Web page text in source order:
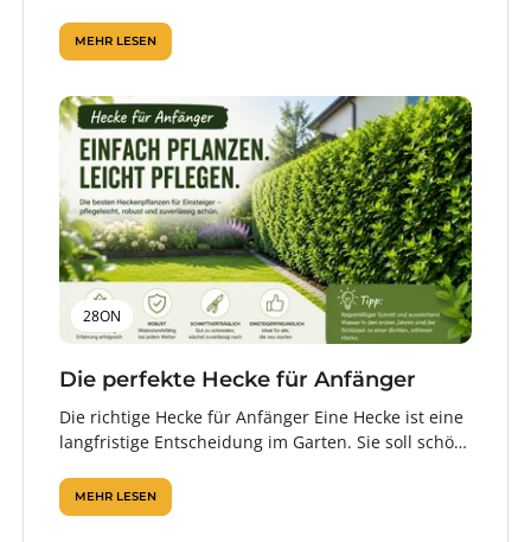
ausreichend...
MEHR LESEN
28ON
Die perfekte Hecke für Anfänger
Die richtige Hecke für Anfänger Eine Hecke ist eine
langfristige Entscheidung im Garten. Sie soll schön
MEHR LESEN